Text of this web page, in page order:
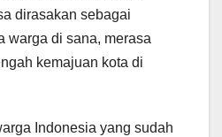
dirasakan sebagai
warga di sana, merasa
kemajuan kota di
Indonesia yang sudah